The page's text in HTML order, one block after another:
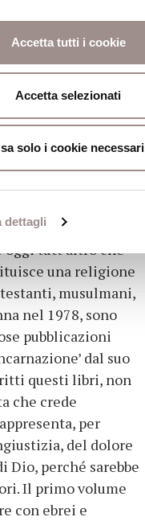
dettagli
Accetta tutti i cookie
Accetta selezionati
solo i cookie necessari
Scuola Alti Studi
tutt’altro che
una religione
musulmani,
nel 1978, sono
pubblicazioni
dal suo
questi libri, non
che crede
per
del dolore
perché sarebbe
Il primo volume
con ebrei e